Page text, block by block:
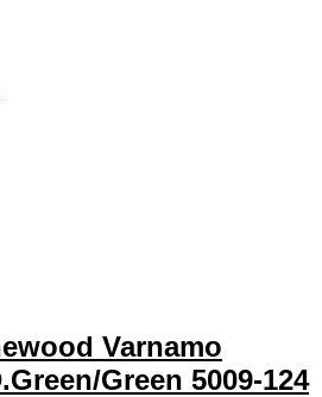
Varnamo
Green 5009-124